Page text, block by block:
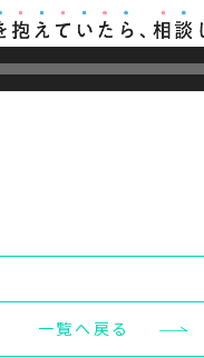
一覧へ戻る